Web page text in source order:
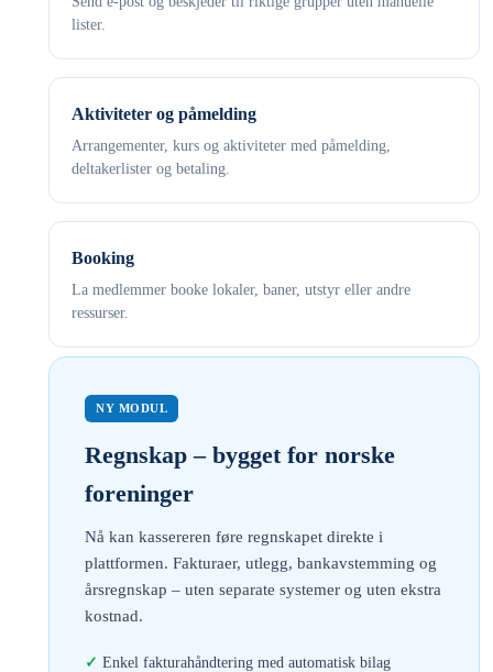
lister.
Aktiviteter og påmelding
Arrangementer, kurs og aktiviteter med påmelding,
deltakerlister og betaling.
Booking
La medlemmer booke lokaler, baner, utstyr eller andre
ressurser.
NY MODUL
Regnskap – bygget for norske
foreninger
Nå kan kassereren føre regnskapet direkte i
plattformen. Fakturaer, utlegg, bankavstemming og
årsregnskap – uten separate systemer og uten ekstra
kostnad.
Enkel fakturahåndtering med automatisk bilag